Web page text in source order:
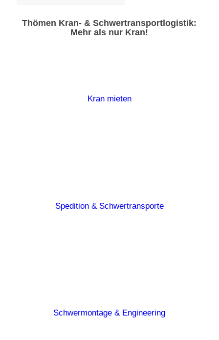
Thömen Kran- & Schwertransportlogistik:
Mehr als nur Kran!
Kran mieten
Spedition & Schwertransporte
Schwermontage & Engineering